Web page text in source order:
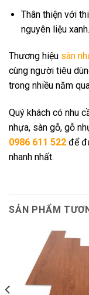
Thân thiện với
nguyên liệu xanh.
Thương hiệu sàn
cùng người tiêu
trong nhiều năm
Quý khách có nhu
nhựa, sàn gỗ, gỗ
0986 611 522 để
nhanh nhất.
SẢN PHẨM